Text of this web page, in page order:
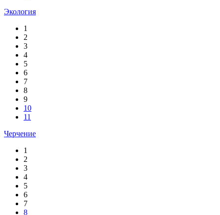
Экология
1
2
3
4
5
6
7
8
9
10
11
Черчение
1
2
3
4
5
6
7
8